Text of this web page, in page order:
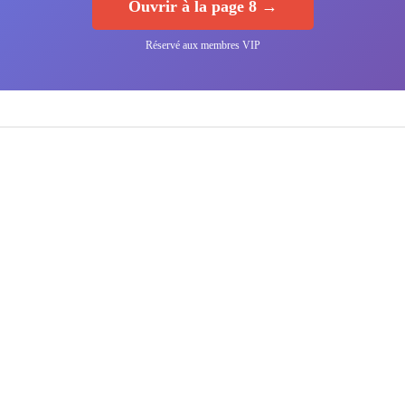
Ouvrir à la page 8 →
Réservé aux membres VIP